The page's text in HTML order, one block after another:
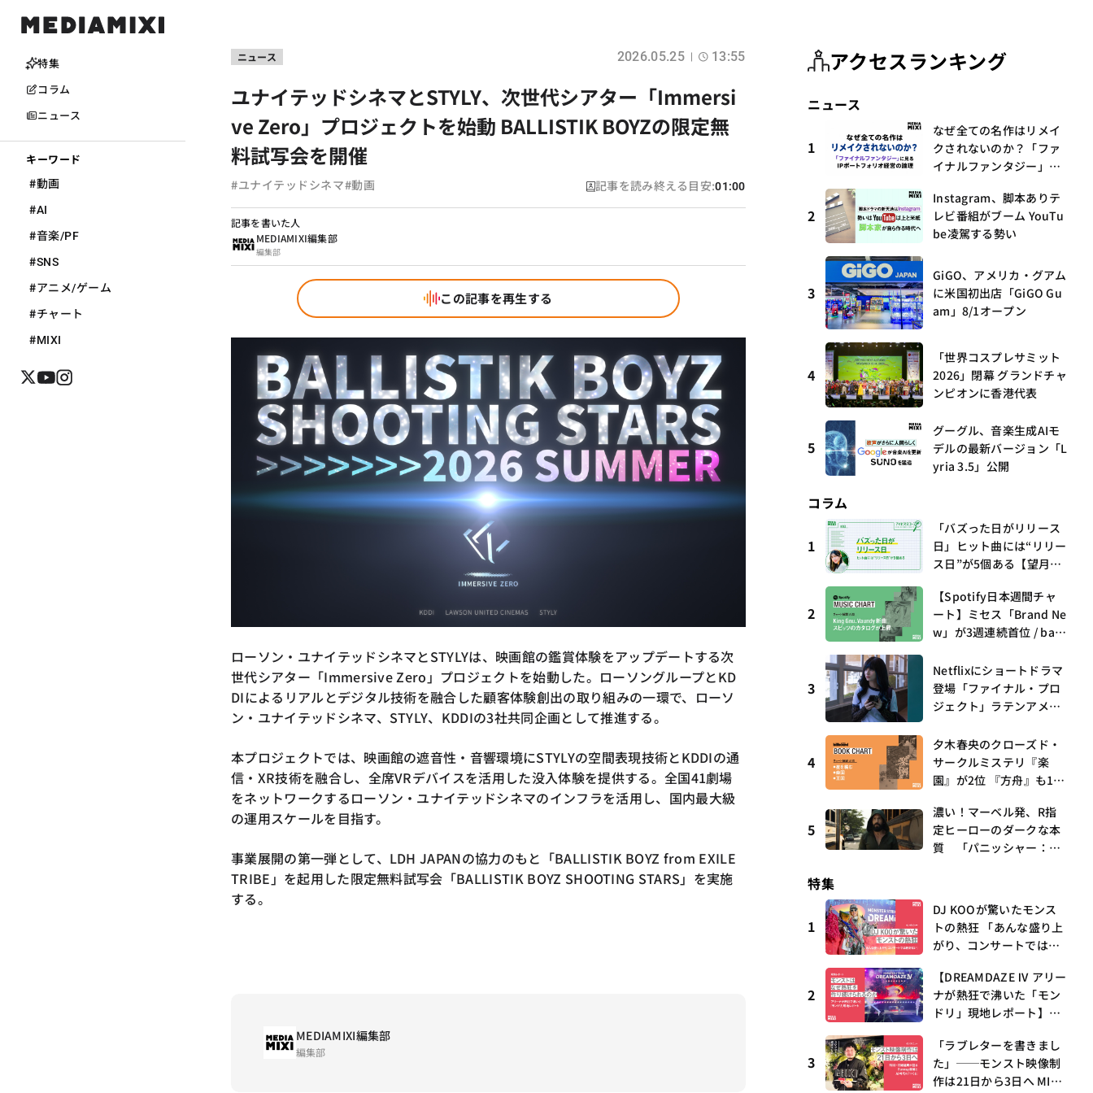
特集
コラム
ニュース
キーワード
#動画
#AI
#音楽/PF
#SNS
#アニメ/ゲーム
#チャート
#MIXI
ニュース 2026.05.25 13:55
ユナイテッドシネマとSTYLY、次世代シアター「Immersi
ve Zero」プロジェクトを始動 BALLISTIK BOYZの限定無
料試写会を開催
#ユナイテッドシネマ#動画 記事を読み終える目安:01:00
記事を書いた人
MEDIAMIXI編集部
編集部
この記事を再生する
ローソン・ユナイテッドシネマとSTYLYは、映画館の鑑賞体験をアップデートする次
世代シアター「Immersive Zero」プロジェクトを始動した。ローソングループとKD
DIによるリアルとデジタル技術を融合した顧客体験創出の取り組みの一環で、ローソ
ン・ユナイテッドシネマ、STYLY、KDDIの3社共同企画として推進する。
本プロジェクトでは、映画館の遮音性・音響環境にSTYLYの空間表現技術とKDDIの通
信・XR技術を融合し、全席VRデバイスを活用した没入体験を提供する。全国41劇場
をネットワークするローソン・ユナイテッドシネマのインフラを活用し、国内最大級
の運用スケールを目指す。
事業展開の第一弾として、LDH JAPANの協力のもと「BALLISTIK BOYZ from EXILE
TRIBE」を起用した限定無料試写会「BALLISTIK BOYZ SHOOTING STARS」を実施
する。
MEDIAMIXI編集部
編集部
アクセスランキング
ニュース
1
なぜ全ての名作はリメイ
クされないのか？「ファ
イナルファンタジー」に
営の論理
2
Instagram、脚本ありテ
レビ番組がブーム YouTu
be凌駕する勢い
3
GiGO、アメリカ・グアム
に米国初出店「GiGO Gu
am」8/1オープン
4
「世界コスプレサミット
2026」閉幕 グランドチャ
ンピオンに香港代表
5
グーグル、音楽生成AIモ
デルの最新バージョン「L
yria 3.5」公開
コラム
1
「バズった日がリリース
日」ヒット曲には“リリー
ス日”が5個ある【望月優
3】
2
【Spotify日本週間チャ
ート】ミセス「Brand Ne
w」が3週連続首位 / bac
曲、King Gnu新曲「GO
GHOST」が初登場〜集計
期間：2026年7/24〜7/30
3
Netflixにショートドラマ
登場「ファイナル・プロ
ジェクト」ラテンアメリ
第17回 観たいものが多
すぎる～稲垣貴俊の配信
時評
4
夕木春央のクローズド・
サークルミステリ『楽
園』が2位 『方舟』も10
ード文芸チャート解説】
5
濃い！マーベル発、R指
定ヒーローのダークな本
質 「パニッシャー：ワ
多すぎる～稲垣貴俊の配
信時評
特集
1
DJ KOOが驚いたモンス
トの熱狂 「あんな盛り上
がり、コンサートでは絶
2
【DREAMDAZE Ⅳ アリー
ナが熱狂で沸いた「モン
ドリ」現地レポート】モ
続けられるのか？コラボ
初の“真獣神化”やDJ KO
O、てつや、兎田ぺこ
3
「ラブレターを書きまし
た」──モンスト映像制
作は21日から3日へ MIX